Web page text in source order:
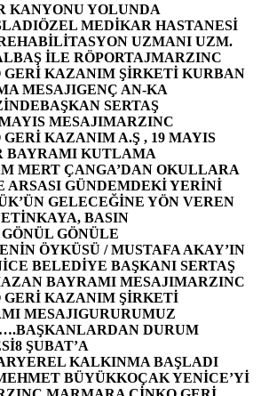
KANYONU YOLUNDA
ÖZEL MEDİKAR HASTANESİ
UZMANI UZM.
İLE RÖPORTAJMARZINC
KAZANIM ŞİRKETİ KURBAN
MESAJIGENÇ AN-KA
BAŞKAN SERTAŞ
MESAJIMARZINC
KAZANIM A.Ş , 19 MAYIS
BAYRAMI KUTLAMA
MERT ÇANGA’DAN OKULLARA
ARSASI GÜNDEMDEKİ YERİNİ
GELECEĞİNE YÖN VEREN
BASIN
GÖNÜLE
ÖYKÜSÜ / MUSTAFA AKAY’IN
BELEDİYE BAŞKANI SERTAŞ
BAYRAMI MESAJIMARZINC
KAZANIM ŞİRKETİ
MESAJIGURURUMUZ
BAŞKANLARDAN DURUM
8 ŞUBAT’A
YEREL KALKINMA BAŞLADI
BÜYÜKKOÇAK YENİCE’Yİ